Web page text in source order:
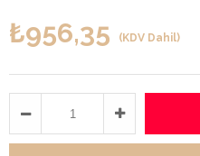
₺956,35 (KDV Dahil)